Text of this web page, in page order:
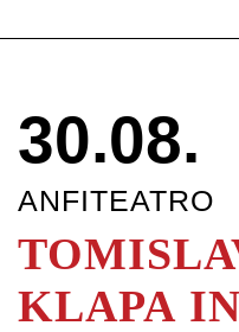
30.08.
ANFITEATRO
KLAPA